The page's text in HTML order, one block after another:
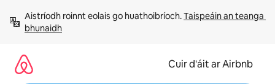
chuig
ábhar
Aistríodh roinnt eolais go huathoibríoch. Taispeáin an teanga
bhunaidh
Cuir d'áit ar Airbnb